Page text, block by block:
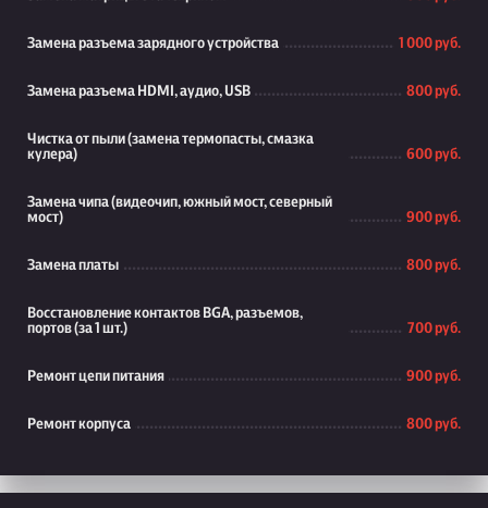
Замена разъема зарядного устройства 1 000 руб.
Замена разъема HDMI, аудио, USB 800 руб.
Чистка от пыли (замена термопасты, смазка
кулера)
600 руб.
Замена чипа (видеочип, южный мост, северный
мост)
900 руб.
Замена платы 800 руб.
Восстановление контактов BGA, разъемов,
портов (за 1 шт.)
700 руб.
Ремонт цепи питания 900 руб.
Ремонт корпуса 800 руб.